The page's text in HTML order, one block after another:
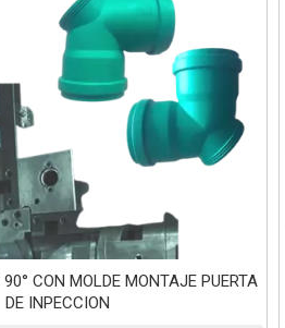
CON MOLDE MONTAJE PUERTA
DE INPECCION